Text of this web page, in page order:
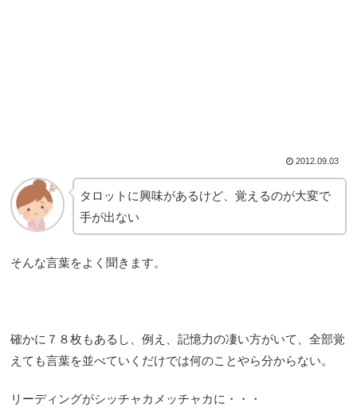
2012.09.03
タロットに興味があるけど、覚えるのが大変で
手が出ない
そんな言葉をよく聞きます。
確かに７８枚もあるし、例え、記憶力の凄い方がいて、全部覚
えても言葉を並べていくだけでは何のことやら分からない。
リーディングがシッチャカメッチャカに・・・